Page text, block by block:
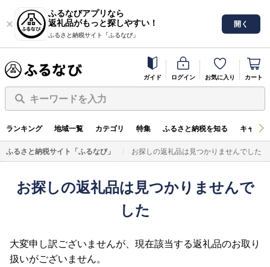
ふるなびアプリなら
返礼品がもっと探しやすい！
ふるさと納税サイト「ふるなび」
開く
ガイド ログイン お気に入り カート
キーワードを入力
ランキング 地域一覧 カテゴリ 特集 ふるさと納税を知る キャン
ふるさと納税サイト「ふるなび」 お探しの返礼品は見つかりませんでした
お探しの返礼品は見つかりませんで
した
大変申し訳ございませんが、現在該当する返礼品のお取り
扱いがございません。